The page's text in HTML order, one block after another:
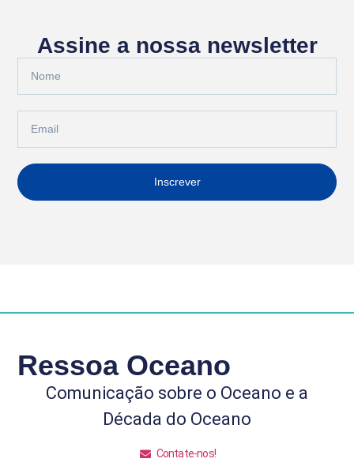
Assine a nossa newsletter
Inscrever
Ressoa Oceano
Comunicação sobre o Oceano e a
Década do Oceano
Contate-nos!